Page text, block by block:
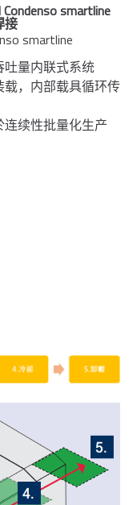
Condenso smartline
接
smartline
吐量内联式系统
载，内部载具循环传
连续性批量化生产